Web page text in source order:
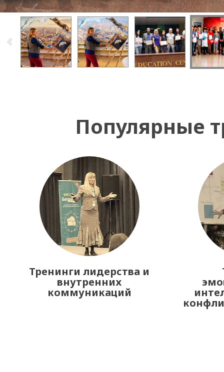
Популярные
Тренинги лидерства и
внутренних
коммуникаций